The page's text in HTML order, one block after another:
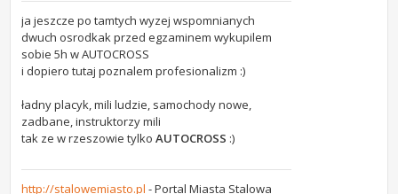
ja jeszcze po tamtych wyzej wspomnianych
dwuch osrodkak przed egzaminem wykupilem
sobie 5h w AUTOCROSS
i dopiero tutaj poznalem profesionalizm :)
ładny placyk, mili ludzie, samochody nowe,
zadbane, instruktorzy mili
tak ze w rzeszowie tylkoAUTOCROSS :)
http://stalowemiasto.pl - Portal Miasta Stalowa